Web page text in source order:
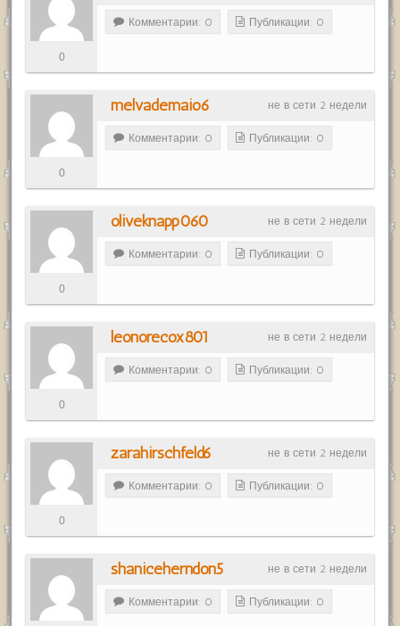
0
Комментарии: 0 Публикации: 0
не в сети 2 недели
melvademaio6
0
Комментарии: 0 Публикации: 0
не в сети 2 недели
oliveknapp060
0
Комментарии: 0 Публикации: 0
не в сети 2 недели
leonorecox801
0
Комментарии: 0 Публикации: 0
не в сети 2 недели
zarahirschfeld6
0
Комментарии: 0 Публикации: 0
не в сети 2 недели
shaniceherndon5
Комментарии: 0 Публикации: 0